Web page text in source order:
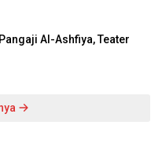
Al-Ashfiya, Teater